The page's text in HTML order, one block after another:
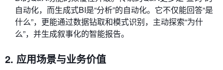
自动化，而生成式BI是“分析”的自动化。它不仅能回答“是
什么”，更能通过数据钻取和模式识别，主动探索“为什
么”，并生成叙事化的智能报告。
2. 应用场景与业务价值